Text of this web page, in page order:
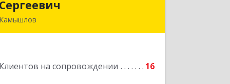
Сергеевич
Камышлов
Клиентов на сопровождении 16
Подробнее